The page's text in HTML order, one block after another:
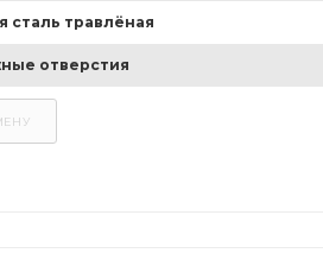
сталь травлёная
отверстия